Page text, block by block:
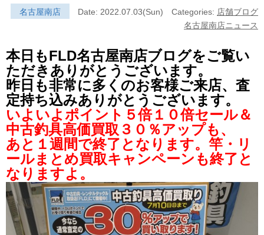
名古屋南店 Date: 2022.07.03(Sun) Categories: 店舗ブログ
名古屋南店ニュース
本日もFLD名古屋南店ブログをご覧い
ただきありがとうございます。
昨日も非常に多くのお客様ご来店、査
定持ち込みありがとうございます。
いよいよポイント５倍１０倍セール＆
中古釣具高価買取３０％アップも、
あと１週間で終了となります。竿・リ
ールまとめ買取キャンペーンも終了と
なりますよ。